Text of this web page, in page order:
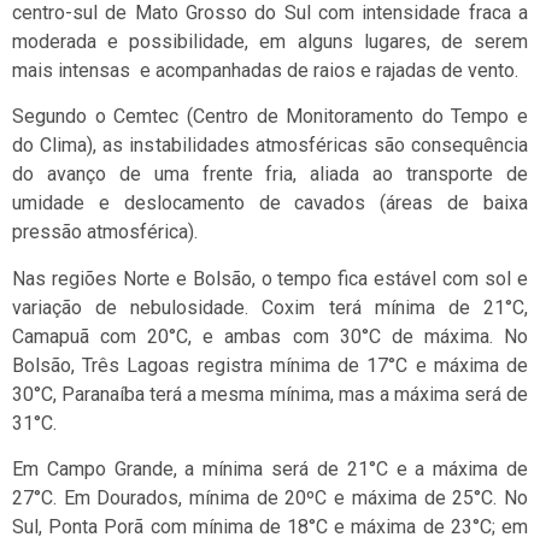
centro-sul de Mato Grosso do Sul com intensidade fraca a
moderada e possibilidade, em alguns lugares, de serem
mais intensas e acompanhadas de raios e rajadas de vento.
Segundo o Cemtec (Centro de Monitoramento do Tempo e
do Clima), as instabilidades atmosféricas são consequência
do avanço de uma frente fria, aliada ao transporte de
umidade e deslocamento de cavados (áreas de baixa
pressão atmosférica).
Nas regiões Norte e Bolsão, o tempo fica estável com sol e
variação de nebulosidade. Coxim terá mínima de 21°C,
Camapuã com 20°C, e ambas com 30°C de máxima. No
Bolsão, Três Lagoas registra mínima de 17°C e máxima de
30°C, Paranaíba terá a mesma mínima, mas a máxima será de
31°C.
Em Campo Grande, a mínima será de 21°C e a máxima de
27°C. Em Dourados, mínima de 20ºC e máxima de 25°C. No
Sul, Ponta Porã com mínima de 18°C e máxima de 23°C; em